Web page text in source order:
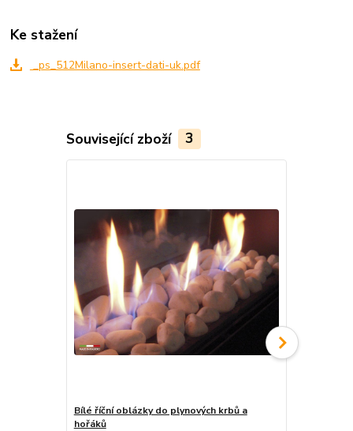
Ke stažení
_ps_512Milano-insert-dati-uk.pdf
Související zboží 3
Bílé říční oblázky do plynových krbů a
hořáků